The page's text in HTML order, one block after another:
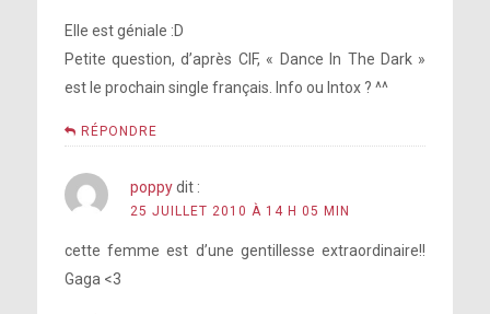
Elle est géniale :D
Petite question, d’après CIF, « Dance In The Dark »
est le prochain single français. Info ou Intox ? ^^
RÉPONDRE
poppy dit :
25 JUILLET 2010 À 14 H 05 MIN
cette femme est d’une gentillesse extraordinaire!!
Gaga <3